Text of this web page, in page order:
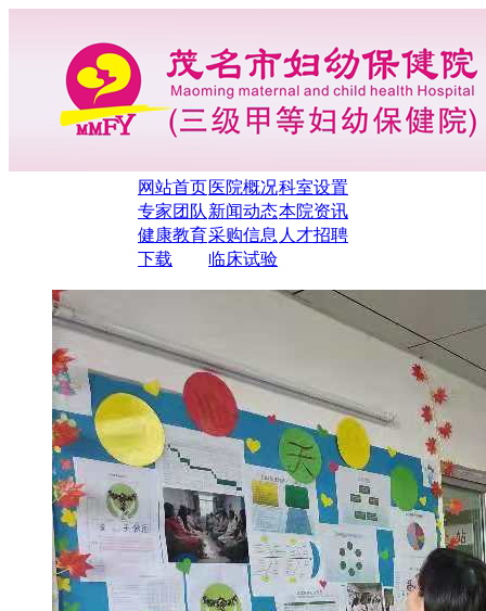
网站首页医院概况科室设置
专家团队 新闻动态本院资讯
健康教育采购信息 人才招聘
下载
临床试验